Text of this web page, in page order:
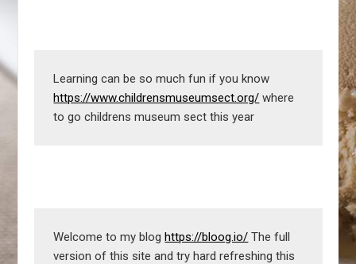
https://www.childrensmuseumsect.org/ where
to go childrens museum sect this year
Welcome to my blog https://bloog.io/ The full
version of this site and try hard refreshing this